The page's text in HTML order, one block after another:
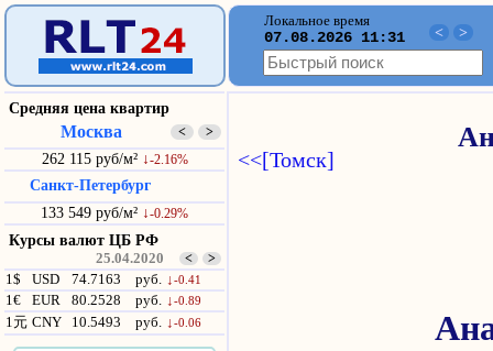
Локальное время
07.08.2026 11:31 < >
Средняя цена квартир
Москва < >
262 115 руб/м² ↓-2.16%
Санкт-Петербург
133 549 руб/м² ↓-0.29%
Курсы валют ЦБ РФ
25.04.2020 < >
1$ USD 74.7163 руб. ↓-0.41
1€ EUR 80.2528 руб. ↓-0.89
1元 CNY 10.5493 руб. ↓-0.06
<<[Томск]